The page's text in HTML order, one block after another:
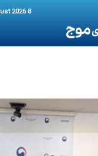
8 August 2026